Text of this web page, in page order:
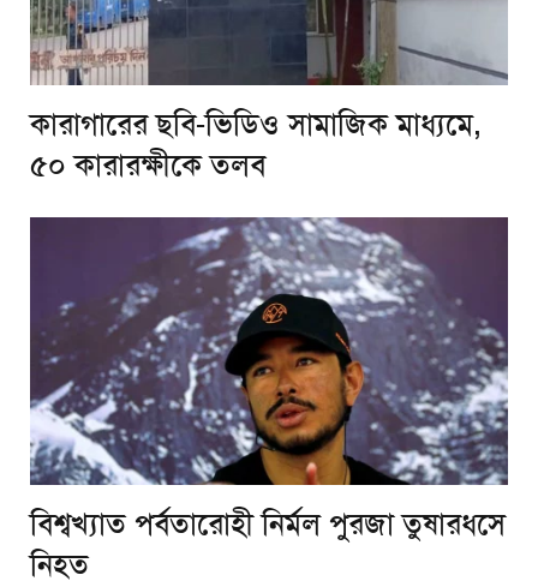
কারাগারের ছবি-ভিডিও সামাজিক মাধ্যমে,
৫০ কারারক্ষীকে তলব
বিশ্বখ্যাত পর্বতারোহী নির্মল পুরজা তুষারধসে
নিহত